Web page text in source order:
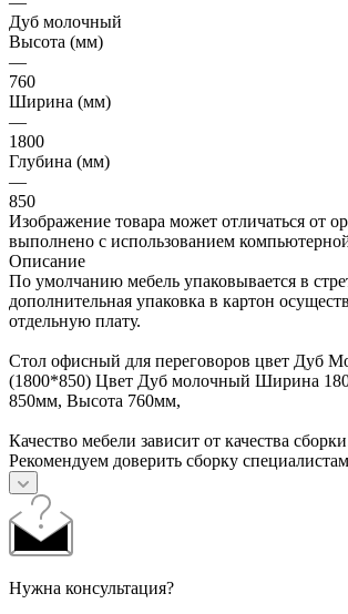
Дуб молочный
Высота (мм)
—
760
Ширина (мм)
—
1800
Глубина (мм)
—
850
Изображение товара может отличаться от
выполнено с использованием
Описание
По умолчанию мебель упаковывается в
дополнительная упаковка в картон
отдельную плату.
Стол офисный для переговоров цвет Дуб
(1800*850) Цвет Дуб молочный Ширина
850мм, Высота 760мм,
Качество мебели зависит от качества
Рекомендуем доверить сборку специалистам
Нужна консультация?